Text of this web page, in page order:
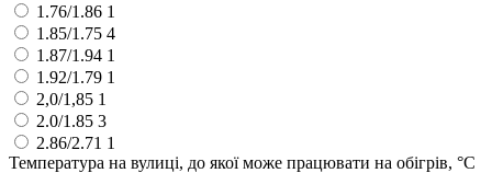
1.76/1.86 1
1.85/1.75 4
1.87/1.94 1
1.92/1.79 1
2,0/1,85 1
2.0/1.85 3
2.86/2.71 1
Температура на вулиці, до якої може працювати на обігрів, °C